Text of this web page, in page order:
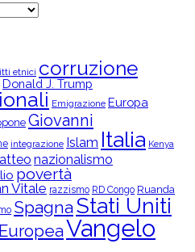
etnici corruzione
Donald J. Trump
Emigrazione Europa
Giovanni
integrazione Islam Italia Kenya
nazionalismo
povertà
Vitale razzismo RD Congo Ruanda
SpagnaStati Uniti
Vangelo